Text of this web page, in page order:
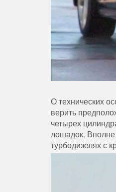
О технических
верить
четырех
лошадок. Вполне
турбодизелях с